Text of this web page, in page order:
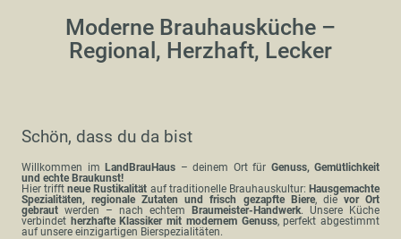
Moderne Brauhausküche –
Regional, Herzhaft, Lecker
Schön, dass du da bist
Willkommen im LandBrauHaus – deinem Ort für Genuss, Gemütlichkeit
und echte Braukunst!
Hier trifftneue Rustikalität auf traditionelle Brauhauskultur:Hausgemachte
Spezialitäten, regionale Zutaten und frisch gezapfte Biere, die vor Ort
gebraut werden – nach echtem Braumeister-Handwerk. Unsere Küche
verbindet herzhafte Klassiker mit modernem Genuss, perfekt abgestimmt
auf unsere einzigartigen Bierspezialitäten.